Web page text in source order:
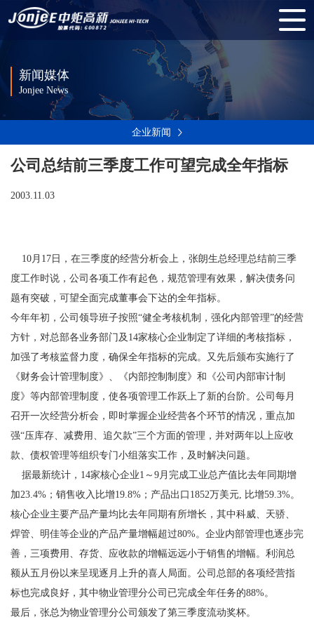
新闻媒体
Jonjee News
企业新闻
公司总结前三季度工作可望完成全年指标
2003.11.03
10月17日，在三季度的经营分析会上，张朗生总经理总结前三季
度工作时说，公司各项工作有起色，规范管理有效果，解决债务问
题有突破，可望全面完成董事会下达的全年指标。
今年年初，公司领导班子按照“健全考核机制，强化内部管理”的经营
方针，对总部各业务部门及14家核心企业制定了详细的考核指标，
加强了考核监督力度，确保全年指标的完成。又先后颁布实施行了
《财务会计管理制度》、《内部控制制度》和《公司内部审计制
度》等内部管理制度，使各项管理工作跃上了新的台阶。公司每月
召开一次经营分析会，即时掌握企业经营各个环节的情况，重点加
强“压库存、减费用、追欠款”三个方面的管理，并对两年以上应收
款、债权管理等组织专门小组落实工作，及时解决问题。
据最新统计，14家核心企业1～9月完成工业总产值比去年同期增
加23.4%；销售收入比增19.8%；产品出口1852万美元, 比增59.3%。
核心企业主要产品产量均比去年同期有所增长，其中科威、天骄、
焊管、明佳等企业的产品产量增幅超过80%。企业内部管理也逐步完
善，三项费用、存货、应收款的增幅远远小于销售的增幅。利润总
额从五月份以来呈现逐月上升的喜人局面。公司总部的各项经营指
标也完成良好，其中物业管理分公司已完成全年任务的88%。
最后，张总为物业管理分公司颁发了第三季度流动奖杯。